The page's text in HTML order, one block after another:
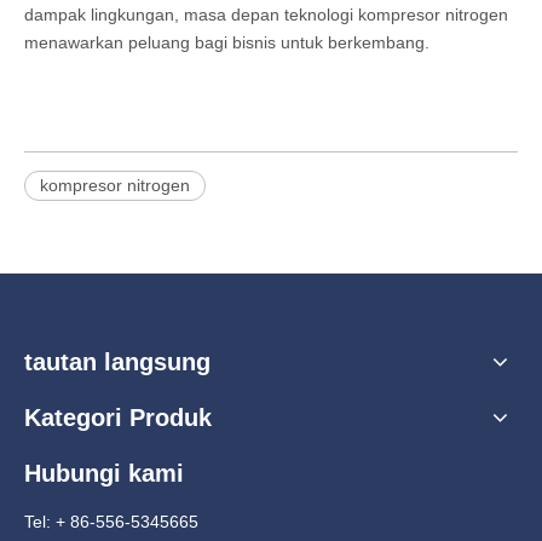
dampak lingkungan, masa depan teknologi kompresor nitrogen
menawarkan peluang bagi bisnis untuk berkembang.
kompresor nitrogen
tautan langsung
Kategori Produk
Hubungi kami
Tel: + 86-556-5345665